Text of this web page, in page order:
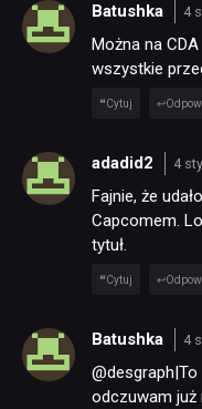
Batushka 4
Można na
wszystkie
Cytuj
adadid2 4
Fajnie, że
Capcomem.
tytuł.
Cytuj
Batushka 4
odczuwam już